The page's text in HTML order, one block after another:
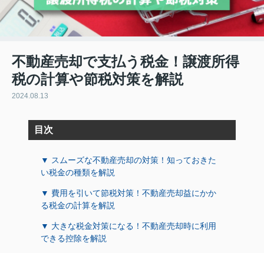
不動産売却で支払う税金！譲渡所得
税の計算や節税対策を解説
2024.08.13
目次
▼ スムーズな不動産売却の対策！知っておきた
い税金の種類を解説
▼ 費用を引いて節税対策！不動産売却益にかか
る税金の計算を解説
▼ 大きな税金対策になる！不動産売却時に利用
できる控除を解説